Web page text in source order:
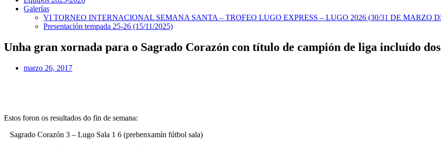
Galerías
VI TORNEO INTERNACIONAL SEMANA SANTA – TROFEO LUGO EXPRESS – LUGO 2026 (30/31 DE MARZO
Presentación tempada 25-26 (15/11/2025)
Unha gran xornada para o Sagrado Corazón con título de campión de liga incluído
marzo 26, 2017
Estos foron os resultados do fin de semana:
Sagrado Corazón 3 – Lugo Sala 1 6 (prebenxamín fútbol sala)